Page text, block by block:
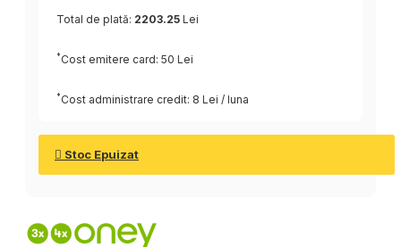
Total de plată: 2203.25 Lei
* Cost emitere card: 50 Lei
* Cost administrare credit: 8 Lei / luna
Stoc Epuizat